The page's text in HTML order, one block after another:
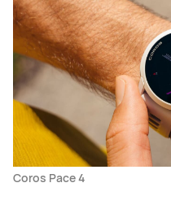
Coros Pace 4